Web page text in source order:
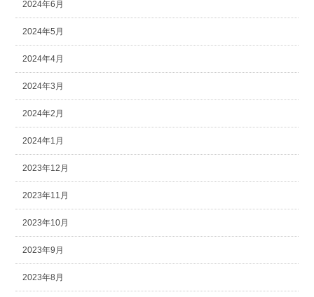
2024年6月
2024年5月
2024年4月
2024年3月
2024年2月
2024年1月
2023年12月
2023年11月
2023年10月
2023年9月
2023年8月